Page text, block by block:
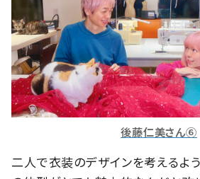
後藤仁美さん⑥
二人で衣装のデザインを考えるよ